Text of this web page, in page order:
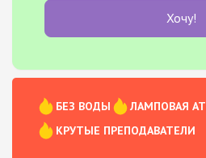
Хочу!
БЕЗ ВОДЫ
ЛАМПОВАЯ
КРУТЫЕ ПРЕПОДАВАТЕЛИ